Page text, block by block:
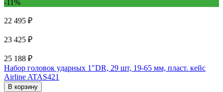
-11%
22 495 ₽
23 425 ₽
25 188 ₽
Набор головок ударных 1"DR, 29 шт, 19-65 мм, пласт. кейс
Airline ATAS421
В корзину